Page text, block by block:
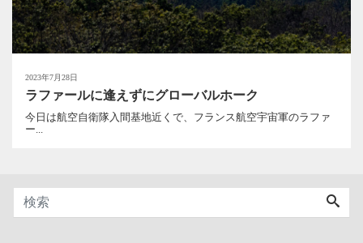
2023年7月28日
ラファールに逢えずにグローバルホーク
今日は航空自衛隊入間基地近くで、フランス航空宇宙軍のラファ
ー...